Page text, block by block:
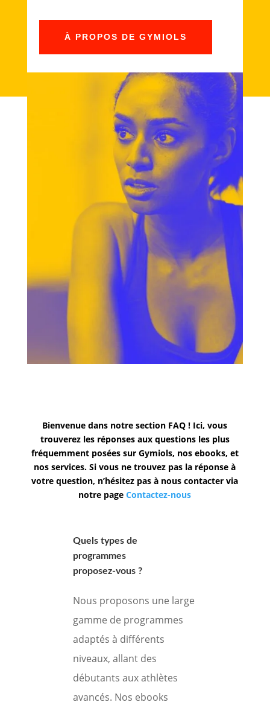
À PROPOS DE GYMIOLS
Bienvenue dans notre section FAQ ! Ici, vous
trouverez les réponses aux questions les plus
fréquemment posées sur Gymiols, nos ebooks, et
nos services. Si vous ne trouvez pas la réponse à
votre question, n’hésitez pas à nous contacter via
notre pageContactez-nous
Quels types de
programmes
proposez-vous ?
Nous proposons une large
gamme de programmes
adaptés à différents
niveaux, allant des
débutants aux athlètes
avancés. Nos ebooks